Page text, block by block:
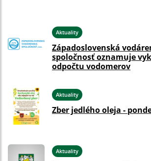
Aktuality
Západoslovenská
spoločnosť oznamuje
odpočtu vodomerov
Aktuality
Zber jedlého oleja -
Aktuality